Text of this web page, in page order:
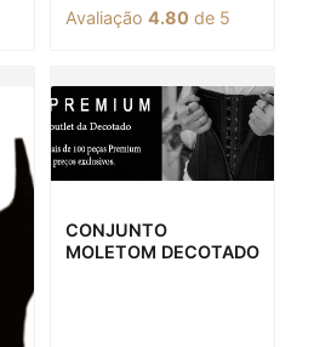
Avaliação 4.80 de 5
CONJUNTO
MOLETOM DECOTADO